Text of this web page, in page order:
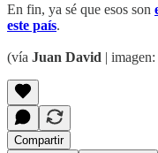
En fin, ya sé que esos son
este país.
(vía Juan David | imagen:
Compartir